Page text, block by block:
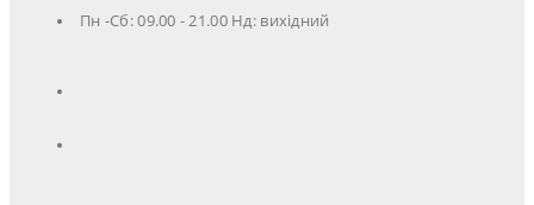
Пн -Сб: 09.00 - 21.00 Нд: вихідний